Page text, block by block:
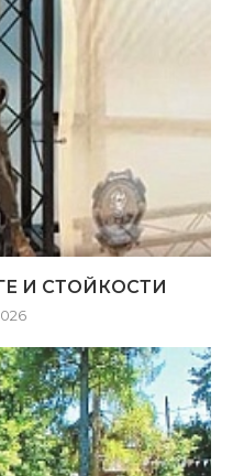
И СТОЙКОСТИ